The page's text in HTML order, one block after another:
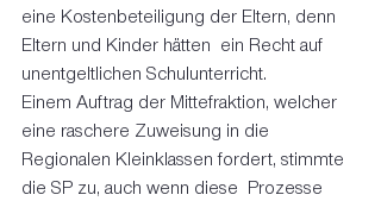
eine Kostenbeteiligung der Eltern, denn
Eltern und Kinder hätten  ein Recht auf
unentgeltlichen Schulunterricht.
Einem Auftrag der Mittefraktion, welcher
eine raschere Zuweisung in die
Regionalen Kleinklassen fordert, stimmte
die SP zu, auch wenn diese  Prozesse